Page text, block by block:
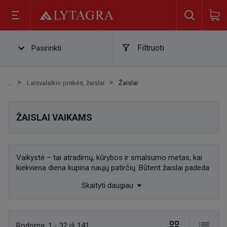
Pasirinkti Filtruoti
Laisvalaikio prekės, žaislai Žaislai
ŽAISLAI VAIKAMS
Vaikystė – tai atradimų, kūrybos ir smalsumo metas, kai
kiekviena diena kupina naujų patirčių. Būtent žaislai padeda
kūrybiškumą. Nuo pirmųjų spalvingų figūrėlių iki
Skaityti daugiau 